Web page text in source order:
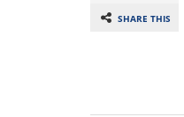
SHARE THIS